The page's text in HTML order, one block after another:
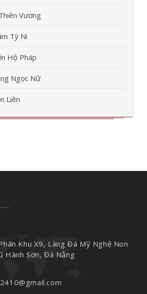
Vương
Tỳ Ni
Hộ Pháp
Ngọc Nữ
Liên
Khu X9, Làng Đá Mỹ Nghệ Non
Hành Sơn, Đà Nẵng